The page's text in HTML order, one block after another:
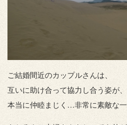
ご結婚間近のカップルさんは、
互いに助け合って協力し合う姿が、
本当に仲睦まじく…非常に素敵